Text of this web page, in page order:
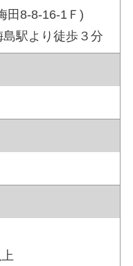
田8-8-16-1Ｆ)
駅より徒歩３分